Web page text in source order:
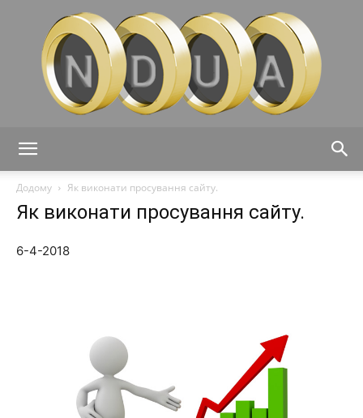
Додому
Як виконати просування сайту.
Як виконати просування сайту.
6-4-2018